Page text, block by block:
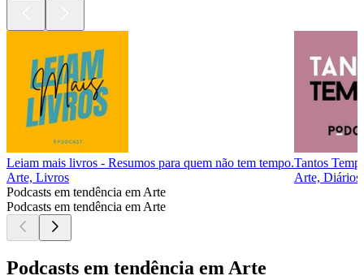
Leiam mais livros - Resumos para quem não tem tempo.
Arte, Livros
Tantos
Arte, Diários
Podcasts em tendência em Arte
Podcasts em tendência em Arte
Podcasts em tendência em Arte